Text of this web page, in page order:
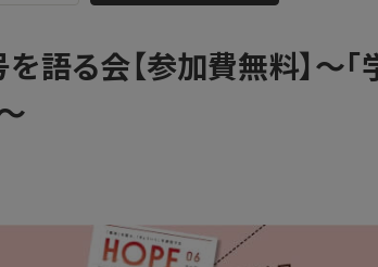
語る会【参加費無料】〜「